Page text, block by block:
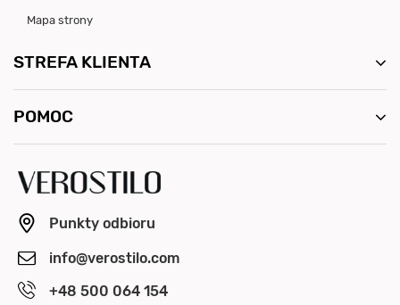
Mapa strony
STREFA KLIENTA
POMOC
Punkty odbioru
info@verostilo.com
+48 500 064 154